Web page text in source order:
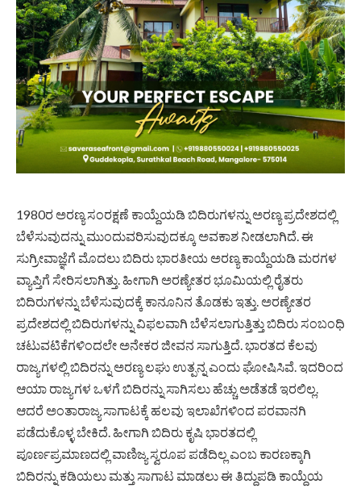
1980ರ ಅರಣ್ಯ ಸಂರಕ್ಷಣೆ ಕಾಯ್ದೆಯಡಿ ಬಿದಿರುಗಳನ್ನು ಅರಣ್ಯ ಪ್ರದೇಶದಲ್ಲಿ
ಬೆಳೆಸುವುದನ್ನು ಮುಂದುವರಿಸುವುದಕ್ಕೂ ಅವಕಾಶ ನೀಡಲಾಗಿದೆ. ಈ
ಸುಗ್ರೀವಾಜ್ಞೆಗೆ ಮೊದಲು ಬಿದಿರು ಭಾರತೀಯ ಅರಣ್ಯ ಕಾಯ್ದೆಯಡಿ ಮರಗಳ
ವ್ಯಾಪ್ತಿಗೆ ಸೇರಿಸಲಾಗಿತ್ತು. ಹೀಗಾಗಿ ಅರಣ್ಯೇತರ ಭೂಮಿಯಲ್ಲಿ ರೈತರು
ಬಿದಿರುಗಳನ್ನು ಬೆಳೆಸುವುದಕ್ಕೆ ಕಾನೂನಿನ ತೊಡಕು ಇತ್ತು. ಅರಣ್ಯೇತರ
ಪ್ರದೇಶದಲ್ಲಿ ಬಿದಿರುಗಳನ್ನು ವಿಫಲವಾಗಿ ಬೆಳೆಸಲಾಗುತ್ತಿತ್ತು ಬಿದಿರು ಸಂಬಂಧಿ
ಚಟುವಟಿಕೆಗಳಿಂದಲೇ ಅನೇಕರ ಜೀವನ ಸಾಗುತ್ತಿದೆ. ಭಾರತದ ಕೆಲವು
ರಾಜ್ಯಗಳಲ್ಲಿ ಬಿದಿರನ್ನು ಅರಣ್ಯ ಲಘು ಉತ್ಪನ್ನ ಎಂದು ಘೋಷಿಸಿವೆ. ಇದರಿಂದ
ಆಯಾ ರಾಜ್ಯಗಳ ಒಳಗೆ ಬಿದಿರನ್ನು ಸಾಗಿಸಲು ಹೆಚ್ಚು ಅಡೆತಡೆ ಇರಲಿಲ್ಲ.
ಆದರೆ ಅಂತಾರಾಜ್ಯ ಸಾಗಾಟಕ್ಕೆ ಹಲವು ಇಲಾಖೆಗಳಿಂದ ಪರವಾನಗಿ
ಪಡೆದುಕೊಳ್ಳ ಬೇಕಿದೆ. ಹೀಗಾಗಿ ಬಿದಿರು ಕೃಷಿ ಭಾರತದಲ್ಲಿ
ಪೂರ್ಣಪ್ರಮಾಣದಲ್ಲಿ ವಾಣಿಜ್ಯ ಸ್ವರೂಪ ಪಡೆದಿಲ್ಲ ಎಂಬ ಕಾರಣಕ್ಕಾಗಿ
ಬಿದಿರನ್ನು ಕಡಿಯಲು ಮತ್ತು ಸಾಗಾಟ ಮಾಡಲು ಈ ತಿದ್ದುಪಡಿ ಕಾಯ್ದೆಯ